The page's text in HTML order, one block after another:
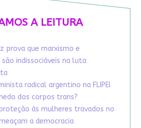
A LEITURA
prova que marxismo e
indissociáveis na luta
radical argentino na FLIPEI
dos corpos trans?
às mulheres travados no
a democracia